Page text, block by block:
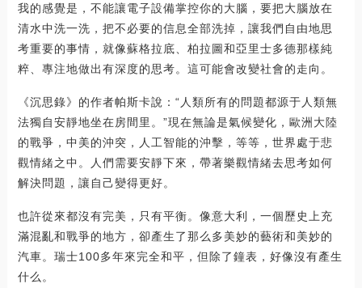
我的感覺是，不能讓電子設備掌控你的大腦，要把大腦放在
清水中洗一洗，把不必要的信息全部洗掉，讓我們自由地思
考重要的事情，就像蘇格拉底、柏拉圖和亞里士多德那樣純
粹、專注地做出有深度的思考。這可能會改變社會的走向。
《沉思錄》的作者帕斯卡說：“人類所有的問題都源于人類無
法獨自安靜地坐在房間里。”現在無論是氣候變化，歐洲大陸
的戰爭，中美的沖突，人工智能的沖擊，等等，世界處于悲
觀情緒之中。人們需要安靜下來，帶著樂觀情緒去思考如何
解決問題，讓自己變得更好。
也許從來都沒有完美，只有平衡。像意大利，一個歷史上充
滿混亂和戰爭的地方，卻產生了那么多美妙的藝術和美妙的
汽車。瑞士100多年來完全和平，但除了鐘表，好像沒有產生
什么。